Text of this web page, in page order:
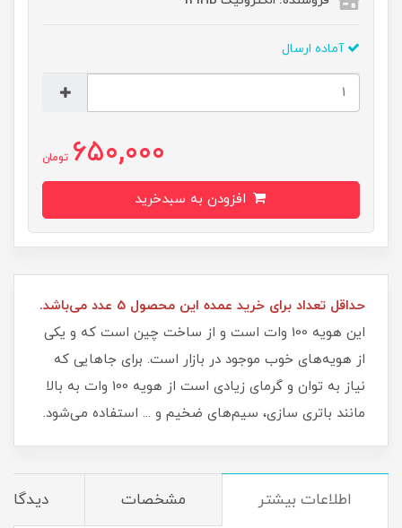
آماده ارسال
650,000 تومان
حداقل تعداد برای خرید عمده این محصول 5 عدد می‌باشد.
این هویه 100 وات است و از ساخت چین است که و یکی
از هویه‌های خوب موجود در بازار است. برای جاهایی که
نیاز به توان و گرمای زیادی است از هویه 100 وات به بالا
مانند باتری سازی، سیم‌های ضخیم و ... استفاده می‌شود.
اطلاعات بیشتر مشخصات